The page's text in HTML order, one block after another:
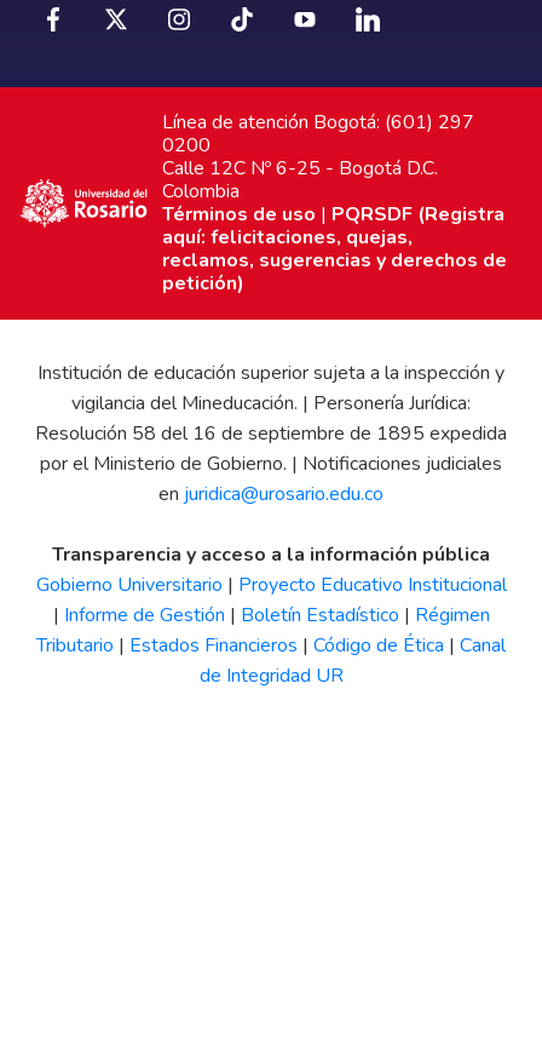
Línea de atención Bogotá: (601) 297
0200
Calle 12C Nº 6-25 - Bogotá D.C.
Colombia
Términos de uso | PQRSDF (Registra
aquí: felicitaciones, quejas,
reclamos, sugerencias y derechos de
petición)
Institución de educación superior sujeta a la inspección y
vigilancia del Mineducación. | Personería Jurídica:
Resolución 58 del 16 de septiembre de 1895 expedida
por el Ministerio de Gobierno. | Notificaciones judiciales
en juridica@urosario.edu.co
Transparencia y acceso a la información pública
Gobierno Universitario | Proyecto Educativo Institucional
| Informe de Gestión | Boletín Estadístico | Régimen
Tributario | Estados Financieros | Código de Ética | Canal
de Integridad UR